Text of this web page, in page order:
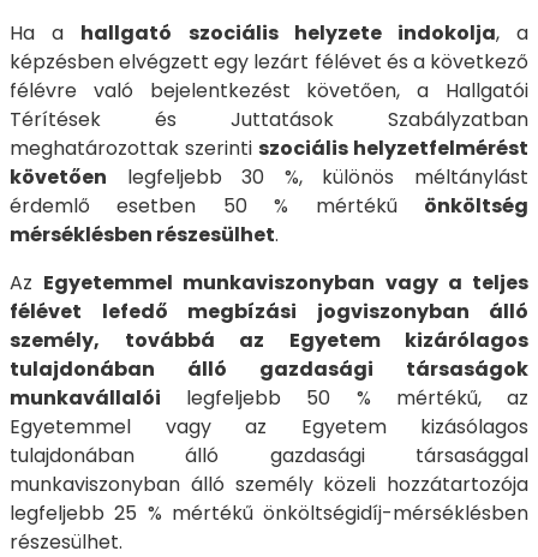
Ha a hallgató szociális helyzete indokolja, a
képzésben elvégzett egy lezárt félévet és a következő
félévre való bejelentkezést követően, a Hallgatói
Térítések és Juttatások Szabályzatban
meghatározottak szerinti szociális helyzetfelmérést
követően legfeljebb 30 %, különös méltánylást
érdemlő esetben 50 % mértékű önköltség
mérséklésben részesülhet.
Az Egyetemmel munkaviszonyban vagy a teljes
félévet lefedő megbízási jogviszonyban álló
személy, továbbá az Egyetem kizárólagos
tulajdonában álló gazdasági társaságok
munkavállalói legfeljebb 50 % mértékű, az
Egyetemmel vagy az Egyetem kizásólagos
tulajdonában álló gazdasági társasággal
munkaviszonyban álló személy közeli hozzátartozója
legfeljebb 25 % mértékű önköltségidíj-mérséklésben
részesülhet.